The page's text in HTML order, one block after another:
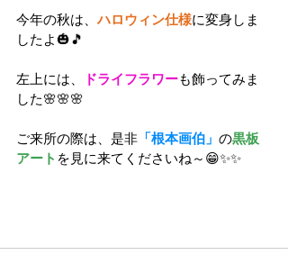
今年の秋は、ハロウィン仕様に変身しま
したよ🎃🎵
左上には、 ドライフラワーも飾ってみま
した🌸🌸🌸
ご来所の際は、是非 「根本画伯」 の黒板
アート を 見に来てくださいね～😁✨✨